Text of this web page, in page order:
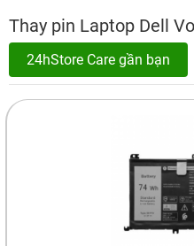
Thay pin Laptop Dell
24hStore Care gần bạn